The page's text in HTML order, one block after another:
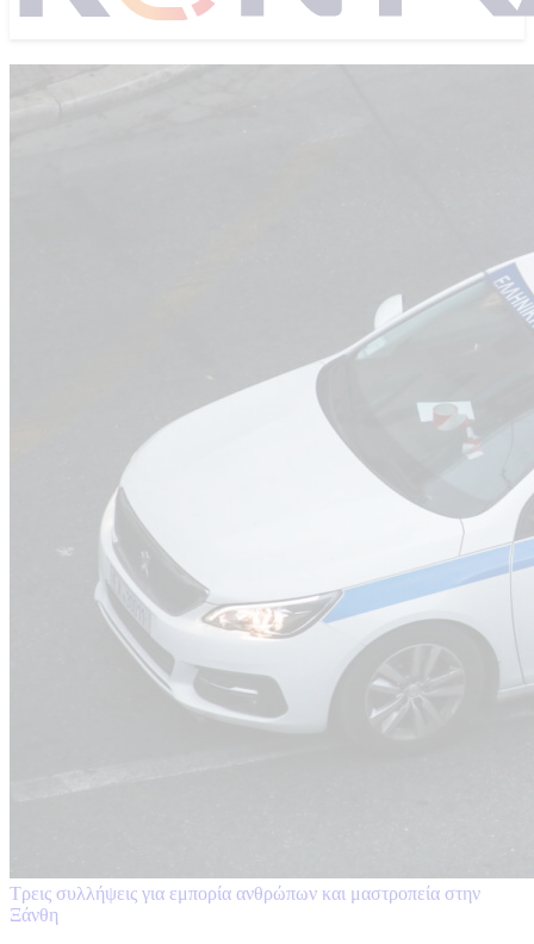
Τρεις συλλήψεις για εμπορία ανθρώπων και μαστροπεία στην
Ξάνθη